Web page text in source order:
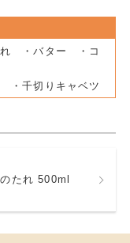
れ ・バター ・コ
千切りキャベツ
たれ 500ml